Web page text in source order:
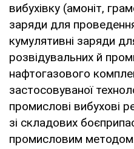
вибухівку (амоніт,
заряди для
кумулятивні заряди
розвідувальних й
нафтогазового
застосовуваної
промислові вибухові
зі складових
промисловим